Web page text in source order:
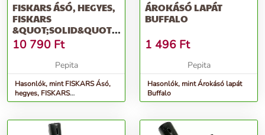
FISKARS ÁSÓ, HEGYES,
FISKARS
&QUOT;SOLID&QUOT;,
FEKETE
10 790 Ft
Pepita
Hasonlók, mint FISKARS Ásó,
hegyes, FISKARS
&quot;Solid&quot;, fekete
ÁROKÁSÓ LAPÁT
BUFFALO
1 496 Ft
Pepita
Hasonlók, mint Árokásó lapát
Buffalo